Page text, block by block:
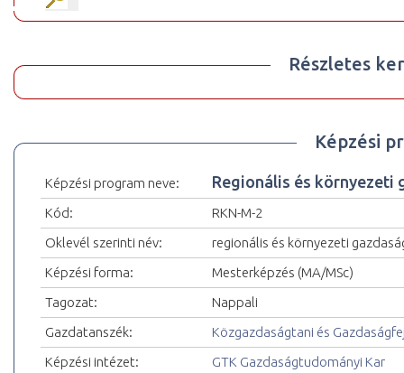
Részletes
Képzési
Képzési program neve: Regionális és környezeti
Kód:
RKN-M-2
Oklevél szerinti név:
regionális és környezeti
Képzési forma:
Mesterképzés (MA/MSc)
Tagozat:
Nappali
Gazdatanszék:
Közgazdaságtani és
Képzési intézet:
GTK Gazdaságtudományi Kar